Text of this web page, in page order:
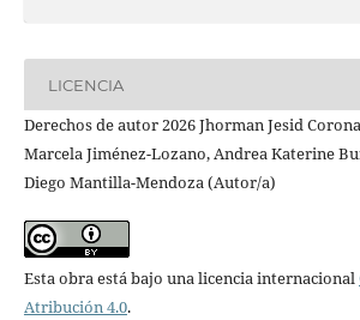
LICENCIA
Derechos de autor 2026 Jhorman Jesid
Marcela Jiménez-Lozano, Andrea Katerine
Diego Mantilla-Mendoza (Autor/a)
Esta obra está bajo una licencia internacional
Atribución 4.0.